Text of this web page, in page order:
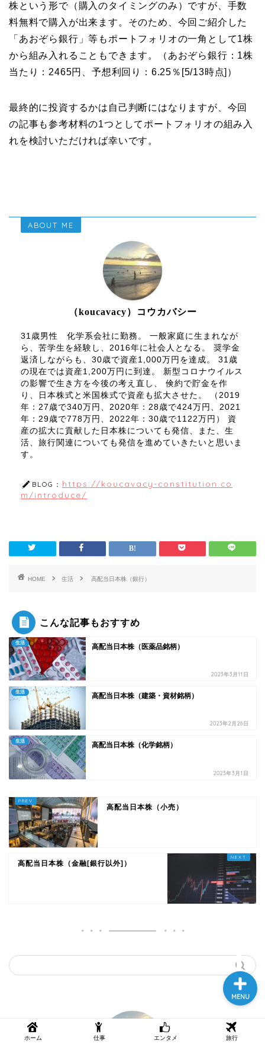
株という形で（購入のタイミングのみ）ですが、手数
料無料で購入が出来ます。そのため、今回ご紹介した
「あおぞら銀行」等もポートフォリオの一角として1株
から組み入れることもできます。（あおぞら銀行：1株
当たり：2465円、予想利回り：6.25％[5/13時点]）
最終的に投資するかは自己判断にはなりますが、今回
の記事も参考材料の1つとしてポートフォリオの組み入
れを検討いただければ幸いです。
ABOUT ME
（koucavacy）コウカバシー
31歳男性 化学系会社に勤務。 一般家庭に生まれなが
ら、苦学生を経験し、2016年に社会人となる。 奨学金
返済しながらも、30歳で資産1,000万円を達成。 31歳
の現在では資産1,200万円に到達。 新型コロナウイルス
の影響で生き方を今後の考え直し、 倹約で貯金を作
り、日本株式と米国株式で資産も拡大させた。 （2019
年：27歳で340万円、2020年：28歳で424万円、2021
年：29歳で778万円、2022年：30歳で1122万円） 資
産の拡大に貢献した日本株についても発信、また、生
活、旅行関連についても発信を進めていきたいと思いま
す。
BLOG： https://koucavacy-constitution.co
m/introduce/
HOME 生活 高配当日本株（銀行）
こんな記事もおすすめ
生活 高配当日本株（医薬品銘柄）
2023年3月11日
生活 高配当日本株（建築・資材銘柄）
2023年2月26日
生活 高配当日本株（化学銘柄）
2023年3月1日
高配当日本株（小売）
高配当日本株（金融[銀行以外]）
ホーム 仕事 エンタメ 旅行
MENU
ホーム
お問い合わせ